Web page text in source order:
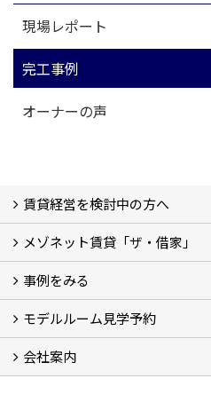
現場レポート
完工事例
オーナーの声
賃貸経営を検討中の方へ
私たちの考え方
賃貸経営の成功学
様々な無料サービス
相続税とは
よくあるご質問
メゾネット賃貸「ザ・借家」
ザ・借家について詳しく知る (2)
事例をみる
建設中の現場レポート
完成した建物を見てみる
オーナーの声
モデルルーム見学予約
モデルルーム見学予約
会社案内